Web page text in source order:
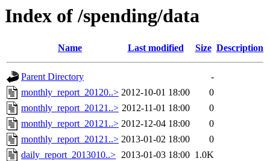
Index of /spending/data
Name Last modified Size Description
Parent Directory
-
monthly_report_20120..> 2012-10-01 18:00
0
monthly_report_20121..> 2012-11-01 18:00
0
monthly_report_20121..> 2012-12-04 18:00
0
monthly_report_20121..> 2013-01-02 18:00
0
daily_report_2013010..> 2013-01-03 18:00 1.0K